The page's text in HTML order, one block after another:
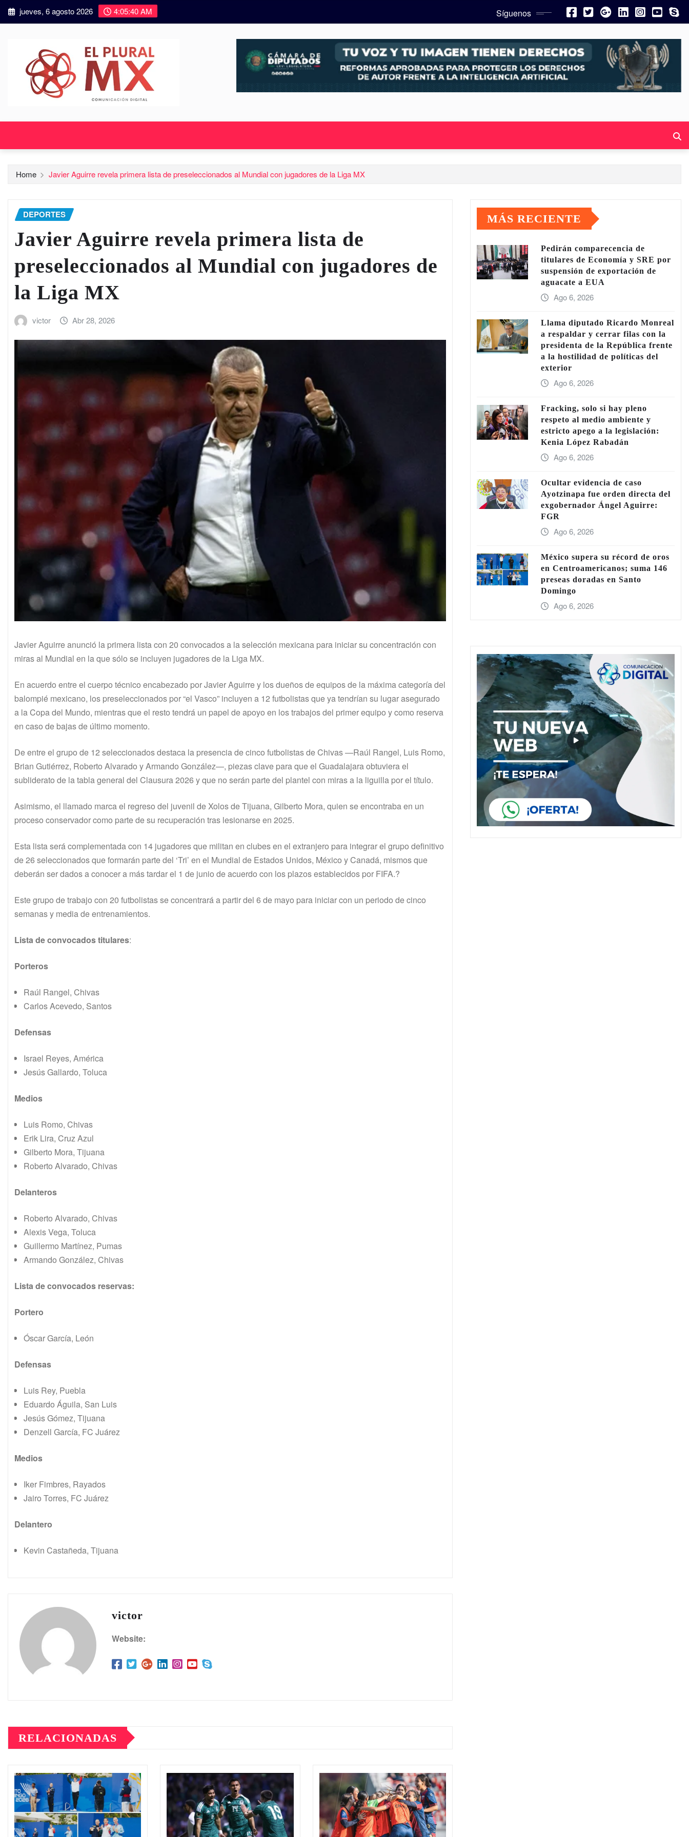
jueves, 6 agosto 2026 4:05:41 AM Síguenos
Home Javier Aguirre revela primera lista de preseleccionados al Mundial con jugadores de la Liga MX
DEPORTES
Javier Aguirre revela primera lista de
preseleccionados al Mundial con jugadores de
la Liga MX
victor Abr 28, 2026
Javier Aguirre anunció la primera lista con 20 convocados a la selección mexicana para iniciar su concentración con
miras al Mundial en la que sólo se incluyen jugadores de la Liga MX.
En acuerdo entre el cuerpo técnico encabezado por Javier Aguirre y los dueños de equipos de la máxima categoría del
balompié mexicano, los preseleccionados por “el Vasco” incluyen a 12 futbolistas que ya tendrían su lugar asegurado
a la Copa del Mundo, mientras que el resto tendrá un papel de apoyo en los trabajos del primer equipo y como reserva
en caso de bajas de último momento.
De entre el grupo de 12 seleccionados destaca la presencia de cinco futbolistas de Chivas —Raúl Rangel, Luis Romo,
Brian Gutiérrez, Roberto Alvarado y Armando González—, piezas clave para que el Guadalajara obtuviera el
subliderato de la tabla general del Clausura 2026 y que no serán parte del plantel con miras a la liguilla por el título.
Asimismo, el llamado marca el regreso del juvenil de Xolos de Tijuana, Gilberto Mora, quien se encontraba en un
proceso conservador como parte de su recuperación tras lesionarse en 2025.
Esta lista será complementada con 14 jugadores que militan en clubes en el extranjero para integrar el grupo definitivo
de 26 seleccionados que formarán parte del ‘Tri’ en el Mundial de Estados Unidos, México y Canadá, mismos que
deberán ser dados a conocer a más tardar el 1 de junio de acuerdo con los plazos establecidos por FIFA.?
Este grupo de trabajo con 20 futbolistas se concentrará a partir del 6 de mayo para iniciar con un periodo de cinco
semanas y media de entrenamientos.
Lista de convocados titulares:
Porteros
Raúl Rangel, Chivas
Carlos Acevedo, Santos
Defensas
Israel Reyes, América
Jesús Gallardo, Toluca
Medios
Luis Romo, Chivas
Erik Lira, Cruz Azul
Gilberto Mora, Tijuana
Roberto Alvarado, Chivas
Delanteros
Roberto Alvarado, Chivas
Alexis Vega, Toluca
Guillermo Martínez, Pumas
Armando González, Chivas
Lista de convocados reservas:
Portero
Óscar García, León
Defensas
Luis Rey, Puebla
Eduardo Águila, San Luis
Jesús Gómez, Tijuana
Denzell García, FC Juárez
Medios
Iker Fimbres, Rayados
Jairo Torres, FC Juárez
Delantero
Kevin Castañeda, Tijuana
victor
Website:
RELACIONADAS
MÁS RECIENTE
Pedirán comparecencia de
titulares de Economía y SRE por
suspensión de exportación de
aguacate a EUA
Ago 6, 2026
Llama diputado Ricardo Monreal
a respaldar y cerrar filas con la
presidenta de la República frente
a la hostilidad de políticas del
exterior
Ago 6, 2026
Fracking, solo si hay pleno
respeto al medio ambiente y
estricto apego a la legislación:
Kenia López Rabadán
Ago 6, 2026
Ocultar evidencia de caso
Ayotzinapa fue orden directa del
exgobernador Ángel Aguirre:
FGR
Ago 6, 2026
México supera su récord de oros
en Centroamericanos; suma 146
preseas doradas en Santo
Domingo
Ago 6, 2026